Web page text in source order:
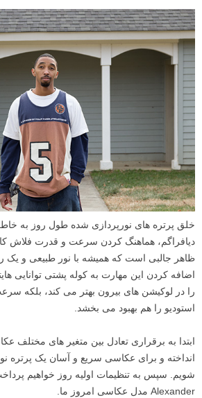
خلق پرتره های نورپردازی شده طول روز به
دیافراگم، هماهنگ کردن سرعت و قدرت فلاش
ظاهر جالبی است که همیشه با نور طبیعی و یک
اضافه کردن این مهارت به کوله پشتی توانایی
را در لوکیشن های بیرون بهتر می کند، بلکه
استودیو را هم بهبود می بخشد.
ابتدا به برقراری تعادل بین متغیر های مختلف
انداخته و برای عکاسی سریع و آسان یک پرتره
Alexander مدل عکاسی امروز ما.